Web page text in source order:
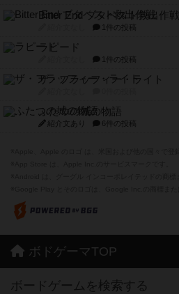
Bitter End ブタペスト救出作戦
1件の投稿
ラピード
1件の投稿
ザ・フラッフィー・ライト
ふたつの城の物語
紹介文あり 6件の投稿
ボドゲーマTOP
ボードゲームを検索する